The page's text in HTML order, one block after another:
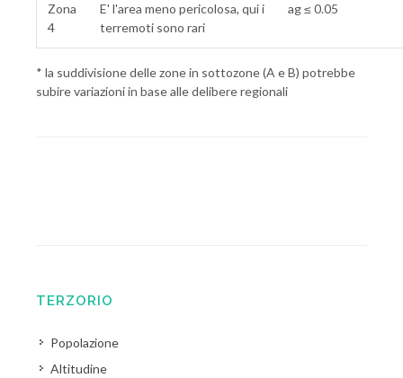
Zona
4
E' l'area meno pericolosa, qui i
terremoti sono rari
ag ≤ 0.05
* la suddivisione delle zone in sottozone (A e B) potrebbe
subire variazioni in base alle delibere regionali
TERZORIO
Popolazione
Altitudine